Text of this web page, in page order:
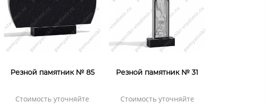
Резной памятник № 85
Стоимость уточняйте
Резной памятник № 31
Стоимость уточняйте